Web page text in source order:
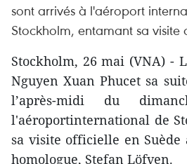
sont arrivés à l'aéroport
Stockholm, entamant sa visite
Stockholm, 26 mai (VNA) -
Nguyen Xuan Phucet sa
l’après-midi du
l'aéroportinternational de
sa visite officielle en
homologue, Stefan Löfven.